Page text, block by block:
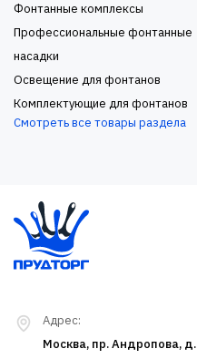
Фонтанные комплексы
Профессиональные фонтанные
насадки
Освещение для фонтанов
Комплектующие для фонтанов
Смотреть все товары раздела
Адрес:
Москва, пр. Андропова,